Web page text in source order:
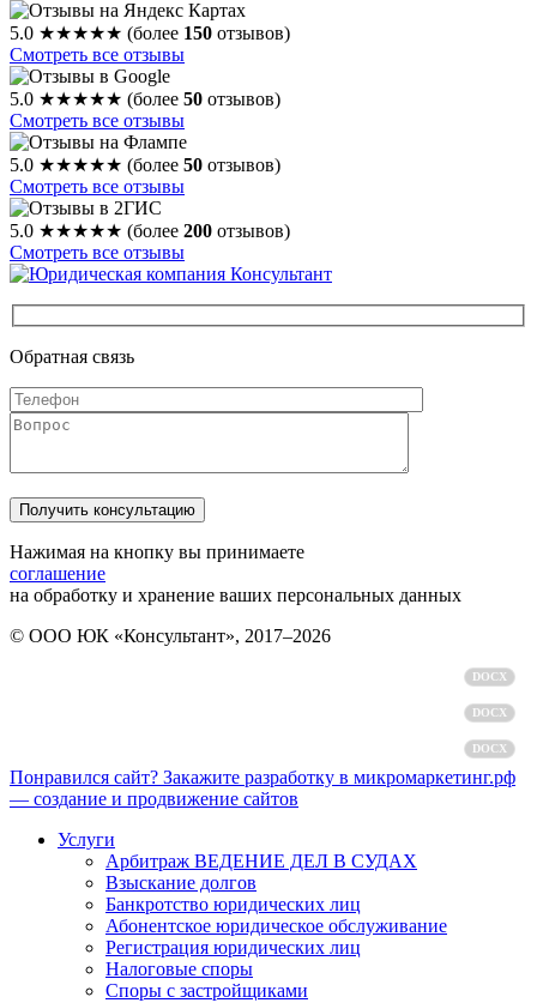
5.0 ★★★★★ (более 150 отзывов)
Смотреть все отзывы
5.0 ★★★★★ (более 50 отзывов)
Смотреть все отзывы
5.0 ★★★★★ (более 50 отзывов)
Смотреть все отзывы
5.0 ★★★★★ (более 200 отзывов)
Смотреть все отзывы
Обратная связь
Нажимая на кнопку вы принимаете
соглашение
на обработку и хранение ваших персональных данных
© ООО ЮК «Консультант», 2017–2026
DOCX
DOCX
DOCX
Понравился сайт? Закажите разработку в микромаркетинг.рф
— создание и продвижение сайтов
Услуги
Арбитраж ВЕДЕНИЕ ДЕЛ В СУДАХ
Взыскание долгов
Банкротство юридических лиц
Абонентское юридическое обслуживание
Регистрация юридических лиц
Налоговые споры
Споры с застройщиками